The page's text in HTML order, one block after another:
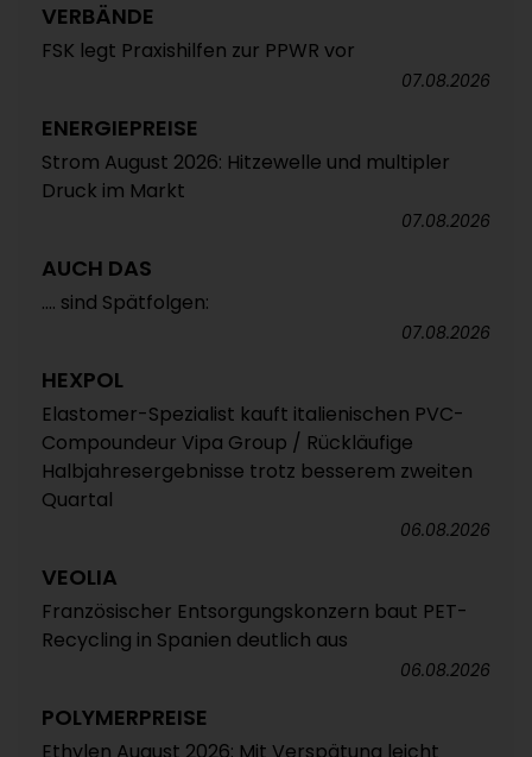
VERBÄNDE
FSK legt Praxishilfen zur PPWR vor
07.08.2026
ENERGIEPREISE
Strom August 2026: Hitzewelle und multipler
Druck im Markt
07.08.2026
AUCH DAS
.... sind Spätfolgen:
07.08.2026
HEXPOL
Elastomer-Spezialist kauft italienischen PVC-
Compoundeur Vipa Group / Rückläufige
Halbjahresergebnisse trotz besserem zweiten
Quartal
06.08.2026
VEOLIA
Französischer Entsorgungskonzern baut PET-
Recycling in Spanien deutlich aus
06.08.2026
POLYMERPREISE